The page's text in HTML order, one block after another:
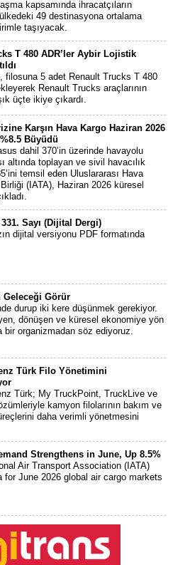
kapsamında ihracatçıların
49 destinasyona ortalama
taşıyacak.
T 480 ADR’ler Aybir Lojistik
filosuna 5 adet Renault Trucks T 480
Renault Trucks araçlarının
üçte ikiye çıkardı.
Karşın Hava Kargo Haziran 2026
Büyüdü
dahil 370’in üzerinde havayolu
altında toplayan ve sivil havacılık
temsil eden Uluslararası Hava
Birliği (IATA), Haziran 2026 küresel
Sayı (Dijital Dergi)
dijital versiyonu PDF formatında
Geleceği Görür
durup iki kere düşünmek gerekiyor.
dönüşen ve küresel ekonomiye yön
bir organizmadan söz ediyoruz.
Türk Filo Yönetimini
Türk; My TruckPoint, TruckLive ve
kamyon filolarının bakım ve
daha verimli yönetmesini
Strengthens in June, Up 8.5%
Air Transport Association (IATA)
for June 2026 global air cargo markets